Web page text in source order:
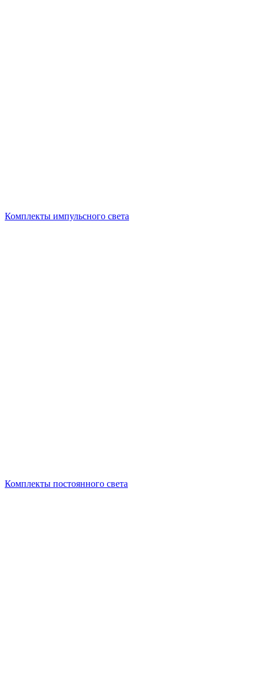
Комплекты импульсного света
Комплекты постоянного света